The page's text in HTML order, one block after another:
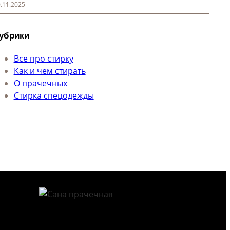
Все про стирку
Как и чем стирать
О прачечных
Стирка спецодежды